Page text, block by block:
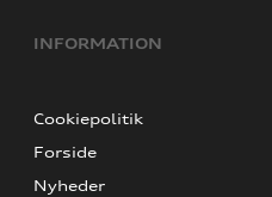
INFORMATION
Cookiepolitik
Forside
Nyheder